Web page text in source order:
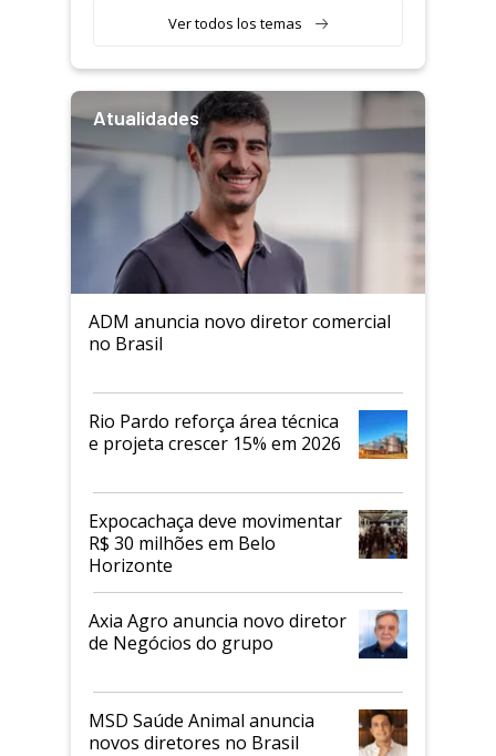
Ver todos los temas
Atualidades
ADM anuncia novo diretor comercial
no Brasil
Rio Pardo reforça área técnica
e projeta crescer 15% em 2026
Expocachaça deve movimentar
R$ 30 milhões em Belo
Horizonte
Axia Agro anuncia novo diretor
de Negócios do grupo
MSD Saúde Animal anuncia
novos diretores no Brasil